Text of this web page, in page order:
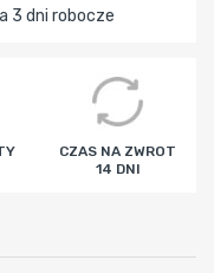
3 dni robocze
CZAS NA ZWROT
14 DNI